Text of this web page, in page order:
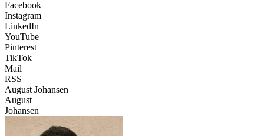
Facebook
Instagram
LinkedIn
YouTube
Pinterest
TikTok
Mail
RSS
August Johansen
August
Johansen